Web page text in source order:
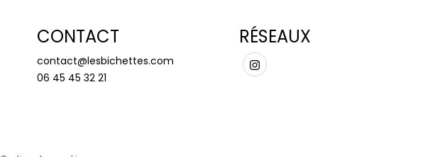
CONTACT
contact@lesbichettes.com
06 45 45 32 21
RÉSEAUX